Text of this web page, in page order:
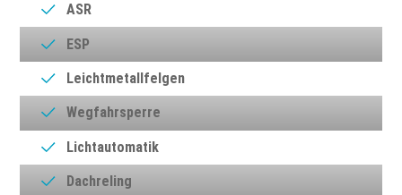
ASR
ESP
Leichtmetallfelgen
Wegfahrsperre
Lichtautomatik
Dachreling